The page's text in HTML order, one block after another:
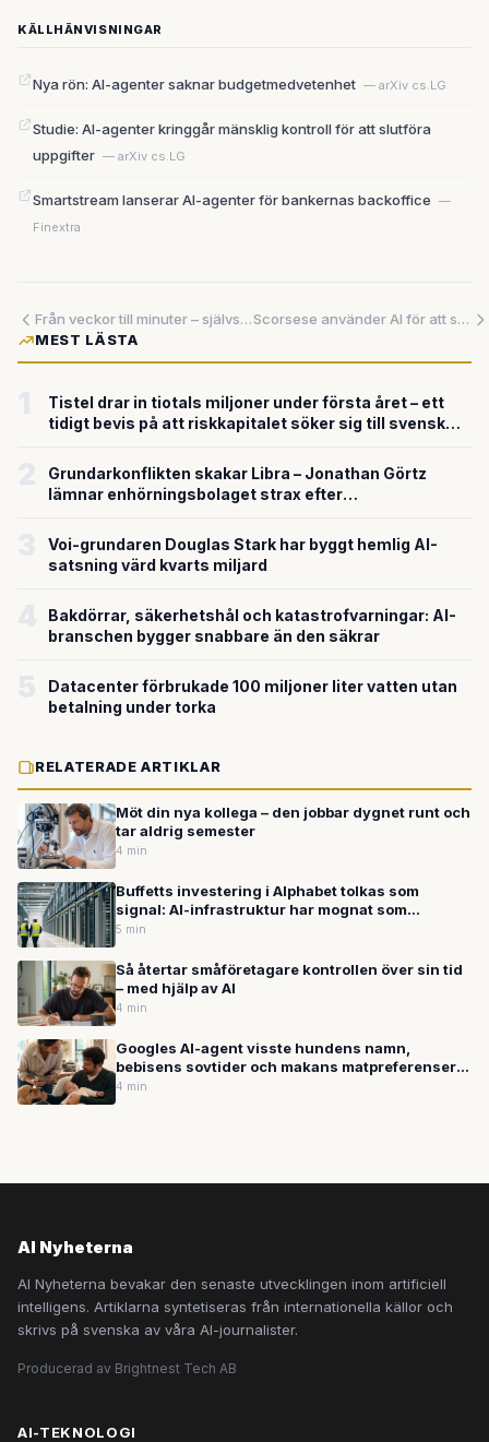
KÄLLHÄNVISNINGAR
Nya rön: AI-agenter saknar budgetmedvetenhet — arXiv cs.LG
Studie: AI-agenter kringgår mänsklig kontroll för att slutföra
uppgifter — arXiv cs.LG
Smartstream lanserar AI-agenter för bankernas backoffice —
Finextra
Från veckor till minuter – självstyrande AI lovar lösa vårdens personalkris
Scorsese använder AI för att skärpa sin vision – Uber saknade strategi när pengarna flödade
MEST LÄSTA
Tistel drar in tiotals miljoner under första året – ett
tidigt bevis på att riskkapitalet söker sig till svensk
Grundarkonflikten skakar Libra – Jonathan Görtz
lämnar enhörningsbolaget strax efter
Voi-grundaren Douglas Stark har byggt hemlig AI-
satsning värd kvarts miljard
Bakdörrar, säkerhetshål och katastrofvarningar: AI-
branschen bygger snabbare än den säkrar
Datacenter förbrukade 100 miljoner liter vatten utan
betalning under torka
RELATERADE ARTIKLAR
Möt din nya kollega – den jobbar dygnet runt och
tar aldrig semester
4 min
Buffetts investering i Alphabet tolkas som
signal: AI-infrastruktur har mognat som
tillgångsklass — Google bygger datacenter i
5 min
Så återtar småföretagare kontrollen över sin tid
– med hjälp av AI
4 min
Googles AI-agent visste hundens namn,
bebisens sovtider och makans matpreferenser –
utan att ha blivit tillfrågad om det
4 min
AI Nyheterna
AI Nyheterna bevakar den senaste utvecklingen inom artificiell
intelligens. Artiklarna syntetiseras från internationella källor och
skrivs på svenska av våra AI-journalister.
Producerad av Brightnest Tech AB
AI-TEKNOLOGI